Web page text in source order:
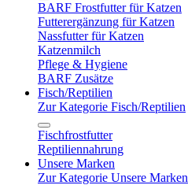
BARF Frostfutter für Katzen
Futterergänzung für Katzen
Nassfutter für Katzen
Katzenmilch
Pflege & Hygiene
BARF Zusätze
Fisch/Reptilien
Zur Kategorie Fisch/Reptilien
Fischfrostfutter
Reptiliennahrung
Unsere Marken
Zur Kategorie Unsere Marken